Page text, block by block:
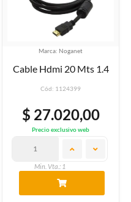
Marca: Noganet
Cable Hdmi 20 Mts 1.4
Cód: 1124399
$ 27.020,00
Precio exclusivo web
Min. Vta.: 1